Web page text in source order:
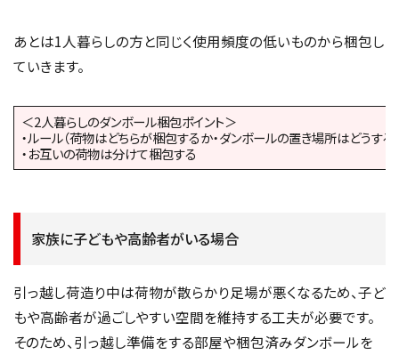
あとは1人暮らしの方と同じく使用頻度の低いものから梱包し
ていきます。
＜2人暮らしのダンボール梱包ポイント＞
・ルール（荷物はどちらが梱包するか・ダンボールの置き場所はどうする
・お互いの荷物は分けて梱包する
家族に子どもや高齢者がいる場合
引っ越し荷造り中は荷物が散らかり足場が悪くなるため、子ど
もや高齢者が過ごしやすい空間を維持する工夫が必要です。
そのため、引っ越し準備をする部屋や梱包済みダンボールを